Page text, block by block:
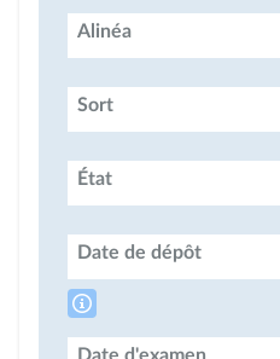
Alinéa
Sort
État
Date de dépôt